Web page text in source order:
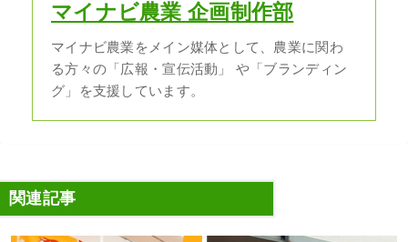
マイナビ農業 企画制作部
マイナビ農業をメイン媒体として、農業に関わ
る方々の「広報・宣伝活動」 や「ブランディン
グ」を支援しています。
関連記事